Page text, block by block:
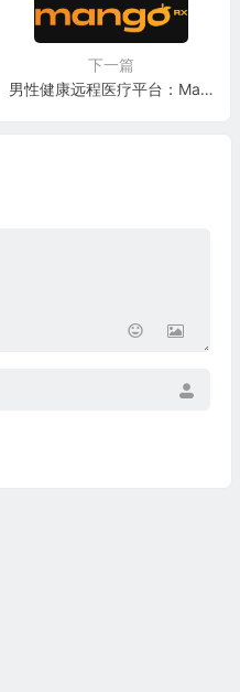
下一篇
男性健康远程医疗平台：Mangoceuticals, Inc.(MangoRX)(MGRX)